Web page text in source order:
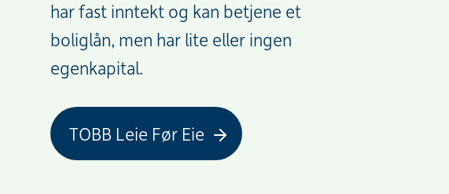
har fast inntekt og kan betjene et
boliglån, men har lite eller ingen
egenkapital.
TOBB Leie Før Eie